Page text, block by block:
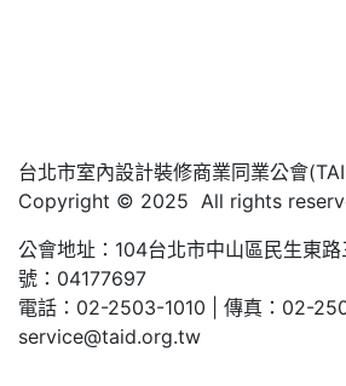
台北市室內設計裝修商業同業公會
Copyright © 2025 All rights
公會地址：104台北市中山區民生東
號：04177697
電話：02-2503-1010 | 傳真：02-
service@taid.org.tw